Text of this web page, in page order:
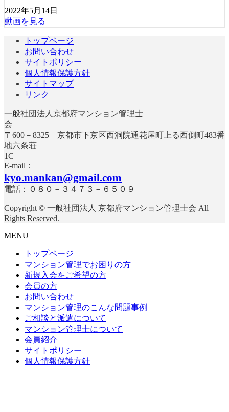
2022年5月14日
動画を見る
トップページ
お問い合わせ
サイトポリシー
個人情報保護方針
サイトマップ
リンク
一般社団法人京都府マンション管理士
〒600－8325 京都市下京区西洞院通花屋町上る西側町483番
地六条荘
E-mail：
kyo.mankan@gmail.com
電話：０８０－３４７３－６５０９
Copyright © 一般社団法人 京都府マンション管理士会 All
Rights Reserved.
MENU
トップページ
マンション管理でお困りの方
新規入会をご希望の方
会員の方
お問い合わせ
マンション管理のこんな問題事例
ご相談と派遣について
マンション管理士について
会員紹介
サイトポリシー
個人情報保護方針